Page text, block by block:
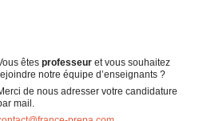
êtesprofesseur et vous souhaitez
notre équipe d’enseignants ?
de nous adresser votre candidature
mail.